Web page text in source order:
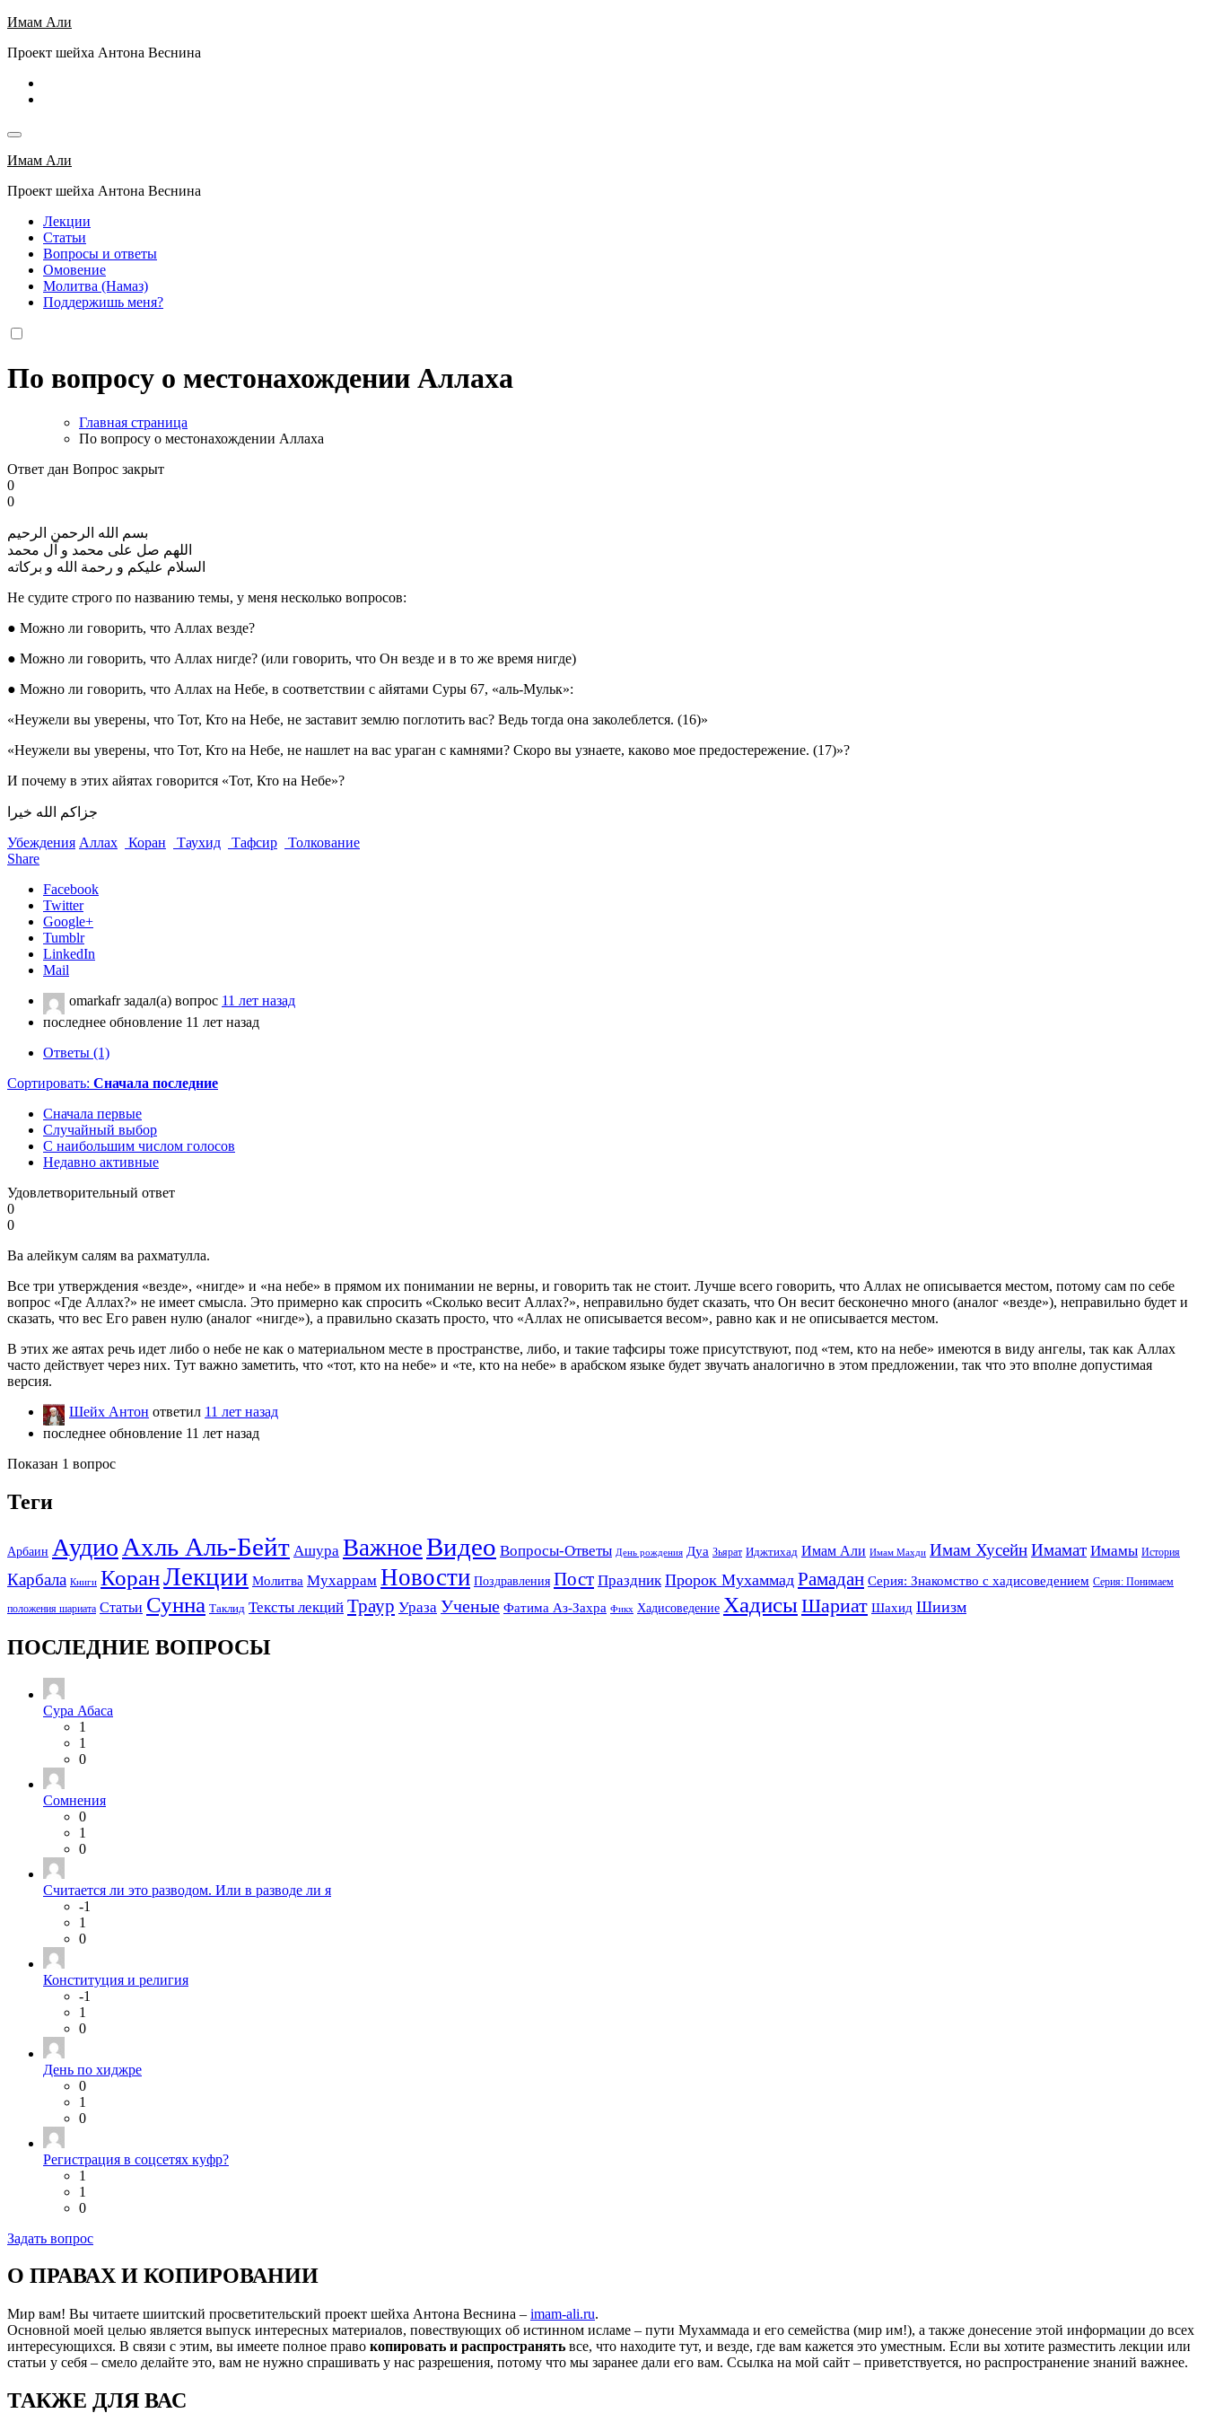
Перейти
содержимому
Имам Али
Проект шейха Антона Веснина
Имам Али
Проект шейха Антона Веснина
Лекции
Статьи
Вопросы и ответы
Омовение
Молитва (Намаз)
Поддержишь меня?
По вопросу о местонахождении Аллаха
Главная страница
По вопросу о местонахождении Аллаха
Ответ дан Вопрос закрыт
0
0
بسم الله الرحمن الرحيم
اللهم صل على محمد و آل محمد
السلام عليكم و رحمة الله و بركاته
Не судите строго по названию темы, у меня несколько вопросов:
● Можно ли говорить, что Аллах везде?
● Можно ли говорить, что Аллах нигде? (или говорить, что Он везде и в то же время нигде)
● Можно ли говорить, что Аллах на Небе, в соответствии с айятами Суры 67, «аль-Мульк»:
«Неужели вы уверены, что Тот, Кто на Небе, не заставит землю поглотить вас? Ведь тогда она заколеблется. (16)»
«Неужели вы уверены, что Тот, Кто на Небе, не нашлет на вас ураган с камнями? Скоро вы узнаете, каково мое предостережение. (17)»?
И почему в этих айятах говорится «Тот, Кто на Небе»?
جزاكم الله خيرا
Убеждения Аллах Коран Таухид Тафсир
Толкование
Share
Facebook
Twitter
Google+
Tumblr
LinkedIn
Mail
omarkafrзадал(а) вопрос 11 лет назад
последнее обновление 11 лет назад
Ответы (1)
Сортировать: Сначала последние
Сначала первые
Случайный выбор
С наибольшим числом голосов
Недавно активные
Удовлетворительный ответ
0
0
Ва алейкум салям ва рахматулла.
Все три утверждения «везде», «нигде» и «на небе» в прямом их понимании не верны, и говорить так не стоит. Лучше всего говорить, что Аллах не описывается местом, потому сам по себе
вопрос «Где Аллах?» не имеет смысла. Это примерно как спросить «Сколько весит Аллах?», неправильно будет сказать, что Он весит бесконечно много (аналог «везде»), неправильно будет и
сказать, что вес Его равен нулю (аналог «нигде»), а правильно сказать просто, что «Аллах не описывается весом», равно как и не описывается местом.
В этих же аятах речь идет либо о небе не как о материальном месте в пространстве, либо, и такие тафсиры тоже присутствуют, под «тем, кто на небе» имеются в виду ангелы, так как Аллах
часто действует через них. Тут важно заметить, что «тот, кто на небе» и «те, кто на небе» в арабском языке будет звучать аналогично в этом предложении, так что это вполне допустимая
версия.
Шейх Антон ответил 11 лет назад
последнее обновление 11 лет назад
Показан 1 вопрос
Теги
Арбаин Аудио Ахль Аль-Бейт Ашура ВажноеВидео Вопросы-Ответы День рождения Дуа Зьярат Иджтихад Имам Али Имам Махди Имам ХусейнИмамат Имамы История
Карбала Книги КоранЛекции Молитва Мухаррам Новости Поздравления Пост Праздник Пророк Мухаммад Рамадан Серия: Знакомство с хадисоведением Серия: Понимаем
положения шариата Статьи Сунна Таклид Тексты лекций Траур Ураза Ученые Фатима Аз-Захра Фикх Хадисоведение ХадисыШариат Шахид Шиизм
ПОСЛЕДНИЕ ВОПРОСЫ
Сура Абаса
1
1
0
Сомнения
0
1
0
Считается ли это разводом. Или в разводе ли я
-1
1
0
Конституция и религия
-1
1
0
День по хиджре
0
1
0
Регистрация в соцсетях куфр?
1
1
0
Задать вопрос
О ПРАВАХ И КОПИРОВАНИИ
Мир вам! Вы читаете шиитский просветительский проект шейха Антона Веснина – imam-ali.ru.
Основной моей целью является выпуск интересных материалов, повествующих об истинном исламе – пути Мухаммада и его семейства (мир им!), а также донесение этой информации до всех
интересующихся. В связи с этим, вы имеете полное право копировать и распространять все, что находите тут, и везде, где вам кажется это уместным. Если вы хотите разместить лекции или
статьи у себя – смело делайте это, вам не нужно спрашивать у нас разрешения, потому что мы заранее дали его вам. Ссылка на мой сайт – приветствуется, но распространение знаний важнее.
ТАКЖЕ ДЛЯ ВАС